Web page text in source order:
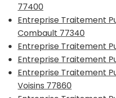
77400
Entreprise Traitement
Combault 77340
Entreprise Traitement
Entreprise Traitement
Entreprise Traitement
Voisins 77860